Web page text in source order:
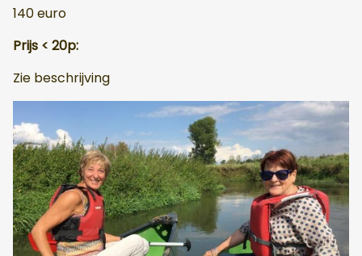
140 euro
Prijs < 20p:
Zie beschrijving